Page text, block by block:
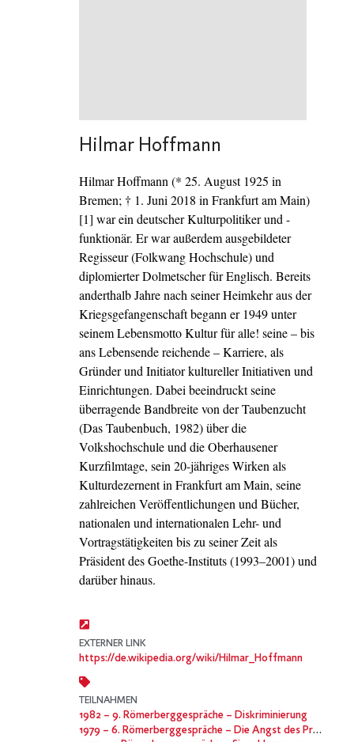
Hilmar Hoffmann
Hilmar Hoffmann (* 25. August 1925 in
Bremen; † 1. Juni 2018 in Frankfurt am Main)
[1] war ein deutscher Kulturpolitiker und -
funktionär. Er war außerdem ausgebildeter
Regisseur (Folkwang Hochschule) und
diplomierter Dolmetscher für Englisch. Bereits
anderthalb Jahre nach seiner Heimkehr aus der
Kriegsgefangenschaft begann er 1949 unter
seinem Lebensmotto Kultur für alle! seine – bis
ans Lebensende reichende – Karriere, als
Gründer und Initiator kultureller Initiativen und
Einrichtungen. Dabei beeindruckt seine
überragende Bandbreite von der Taubenzucht
(Das Taubenbuch, 1982) über die
Volkshochschule und die Oberhausener
Kurzfilmtage, sein 20-jähriges Wirken als
Kulturdezernent in Frankfurt am Main, seine
zahlreichen Veröffentlichungen und Bücher,
nationalen und internationalen Lehr- und
Vortragstätigkeiten bis zu seiner Zeit als
Präsident des Goethe-Instituts (1993–2001) und
darüber hinaus.
EXTERNER LINK
https://de.wikipedia.org/wiki/Hilmar_Hoffmann
TEILNAHMEN
1982 – 9. Römerberggespräche – Diskriminierung
1979 – 6. Römerberggespräche – Die Angst des Prometheus, Fortschritt ohne Sinn